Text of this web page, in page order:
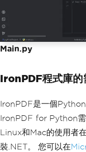
Main.py
IronPDF程式庫的
IronPDF是一個Python
IronPDF for Python需
Linux和Mac的使用者
裝.NET。 您可以在